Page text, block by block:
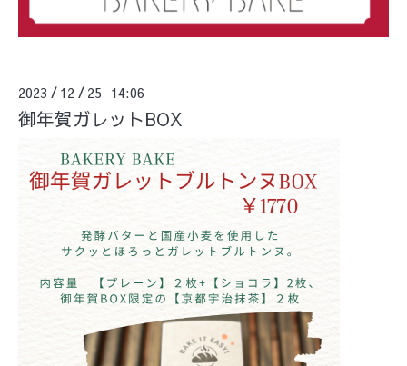
2023 / 12 / 25 14:06
御年賀ガレットBOX